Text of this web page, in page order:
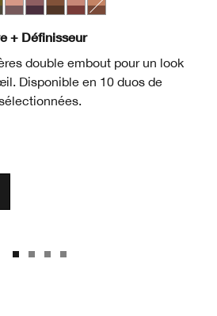
+ Définisseur
double embout pour un look
Disponible en 10 duos de